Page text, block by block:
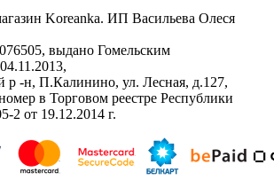
Koreanka. ИП Васильева Олеся
выдано Гомельским
р -н, П.Калинино, ул. Лесная, д.127,
в Торговом реестре Республики
2 от 19.12.2014 г.